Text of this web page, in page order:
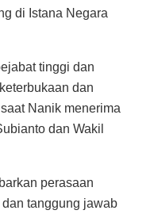
di Istana Negara
tinggi dan
dan
Nanik menerima
dan Wakil
perasaan
tanggung jawab